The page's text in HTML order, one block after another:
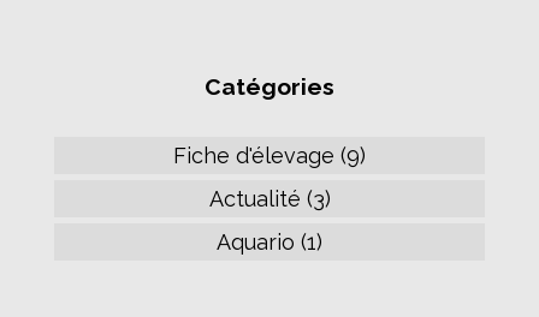
Catégories
Fiche d'élevage (9)
Actualité (3)
Aquario (1)